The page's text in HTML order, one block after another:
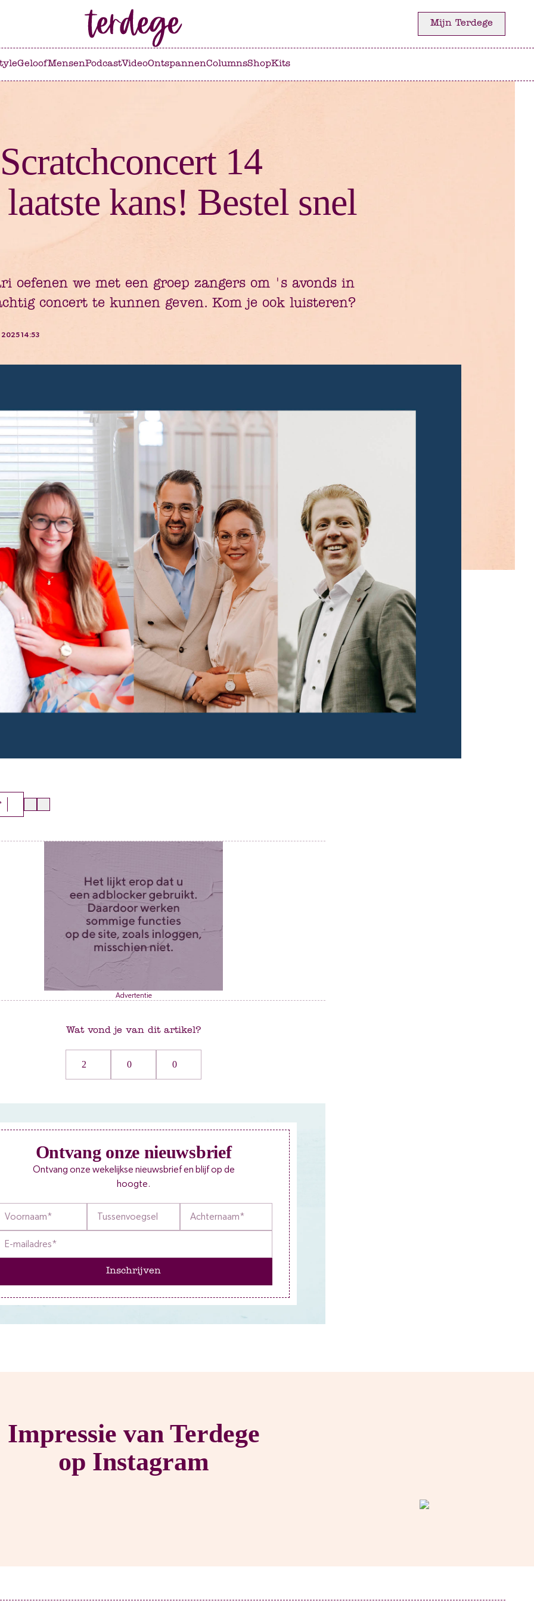
Mijn Terdege
GeloofMensenPodcastVideoOntspannenColumnsShopKits
14
kans! Bestel snel
oefenen we met een groep zangers om 's avonds in
concert te kunnen geven. Kom je ook luisteren?
2025 14:53
Advertentie
Wat vond je van dit artikel?
2 0 0
Ontvang onze nieuwsbrief
Ontvang onze wekelijkse nieuwsbrief en blijf op de
hoogte.
Inschrijven
Impressie van Terdege
op Instagram